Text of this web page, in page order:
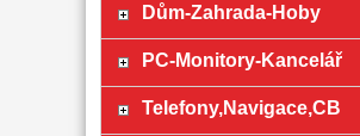
Dům-Zahrada-Hoby
PC-Monitory-Kancelář
Telefony,Navigace,CB